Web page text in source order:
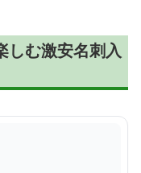
しむ激安名刺入